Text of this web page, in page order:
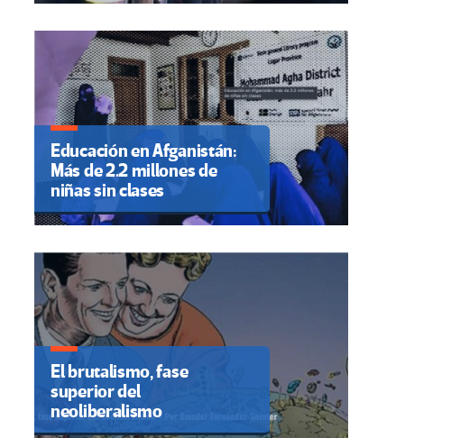
Educación en Afganistán:
Más de 2.2 millones de
niñas sin clases
El brutalismo, fase
superior del
neoliberalismo